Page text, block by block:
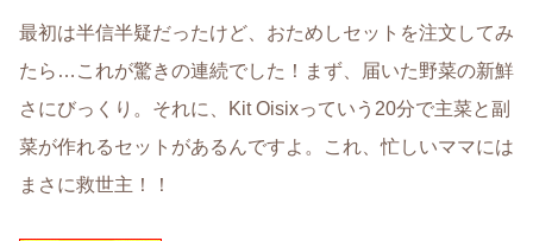
最初は半信半疑だったけど、おためしセットを注文してみ
たら…これが驚きの連続でした！まず、届いた野菜の新鮮
さにびっくり。それに、Kit Oisixっていう20分で主菜と副
菜が作れるセットがあるんですよ。これ、忙しいママには
まさに救世主！！